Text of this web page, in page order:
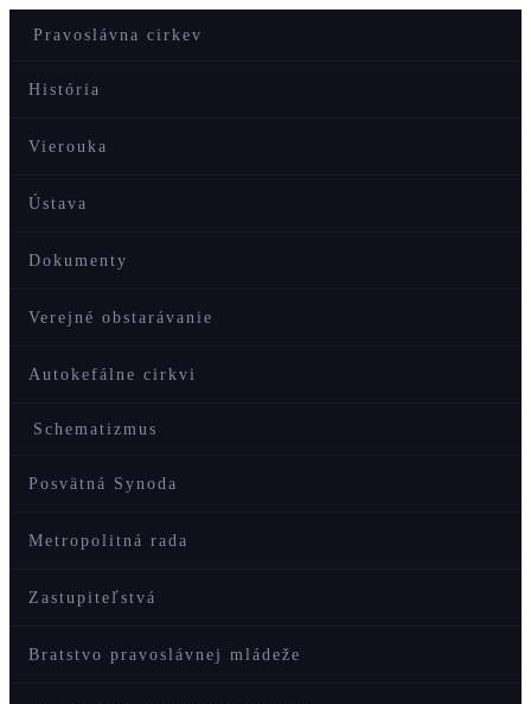
Pravoslávna cirkev
História
Vierouka
Ústava
Dokumenty
Verejné obstarávanie
Autokefálne cirkvi
Schematizmus
Posvätná Synoda
Metropolitná rada
Zastupiteľstvá
Bratstvo pravoslávnej mládeže